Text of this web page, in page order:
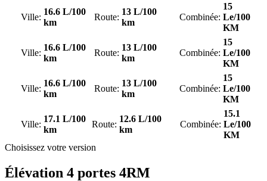
Ville:
16.6 L/100
km
Route:
13 L/100
km
Combinée:
15
Le/100
KM
Ville:
16.6 L/100
km
Route:
13 L/100
km
Combinée:
15
Le/100
KM
Ville:
16.6 L/100
km
Route:
13 L/100
km
Combinée:
15
Le/100
KM
Ville:
17.1 L/100
km
Route:
12.6 L/100
km
Combinée:
15.1
Le/100
KM
Choisissez votre version
Élévation 4 portes 4RM